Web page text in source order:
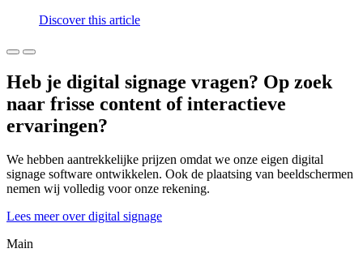
Discover this article
Heb je digital signage vragen? Op zoek
naar frisse content of interactieve
ervaringen?
We hebben aantrekkelijke prijzen omdat we onze eigen digital
signage software ontwikkelen. Ook de plaatsing van beeldschermen
nemen wij volledig voor onze rekening.
Lees meer over digital signage
Main